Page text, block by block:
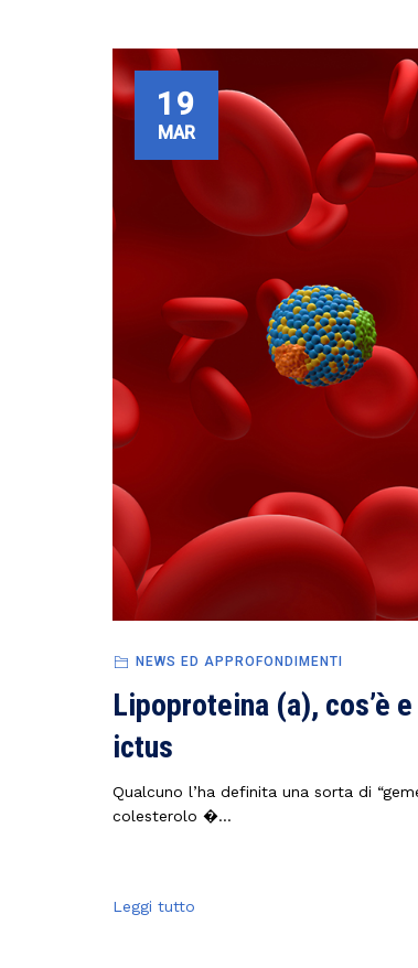
19
MAR
NEWS ED APPROFONDIMENTI
Lipoproteina (a), cos’è
ictus
Qualcuno l’ha definita una sorta di
colesterolo �...
Leggi tutto